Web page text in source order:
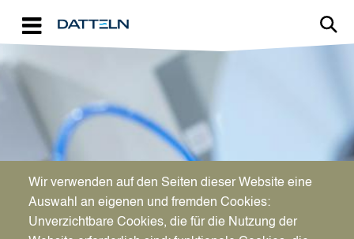
WIRTSCHAFTSFÖRDERUNG
Aktuelles für Unternehmen
Wir verwenden auf den Seiten dieser Website eine
Auswahl an eigenen und fremden Cookies:
Unverzichtbare Cookies, die für die Nutzung der